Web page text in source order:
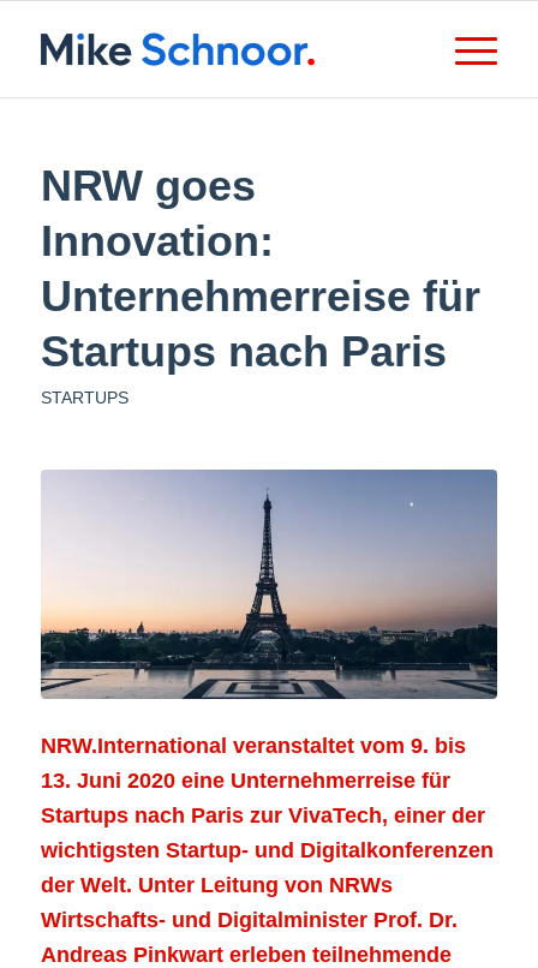
NRW goes
Innovation:
Unternehmerreise für
Startups nach Paris
STARTUPS
NRW.International veranstaltet vom 9. bis
13. Juni 2020 eine Unternehmerreise für
Startups nach Paris zur VivaTech, einer der
wichtigsten Startup- und Digitalkonferenzen
der Welt. Unter Leitung von NRWs
Wirtschafts- und Digitalminister Prof. Dr.
Andreas Pinkwart erleben teilnehmende